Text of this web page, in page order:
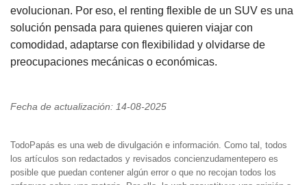
evolucionan. Por eso, el renting flexible de un SUV es una
solución pensada para quienes quieren viajar con
comodidad, adaptarse con flexibilidad y olvidarse de
preocupaciones mecánicas o económicas.
Fecha de actualización: 14-08-2025
TodoPapás es una web de divulgación e información. Como tal, todos
los artículos son redactados y revisados concienzudamentepero es
posible que puedan contener algún error o que no recojan todos los